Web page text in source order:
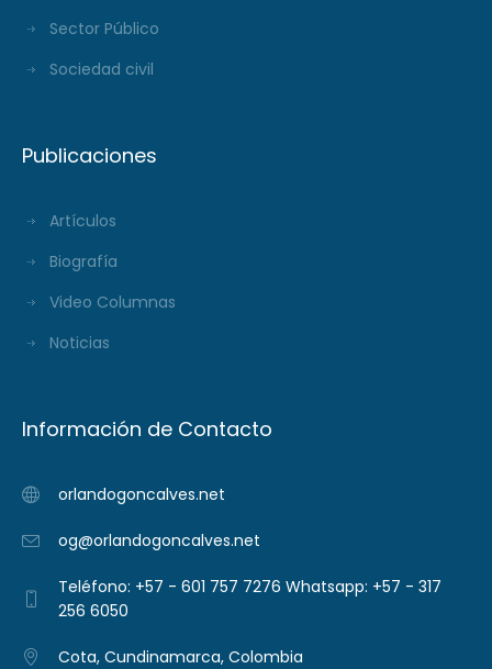
Sector Público
Sociedad civil
Publicaciones
Artículos
Biografía
Video Columnas
Noticias
Información de Contacto
orlandogoncalves.net
og@orlandogoncalves.net
Teléfono: +57 - 601 757 7276 Whatsapp: +57 - 317
256 6050
Cota, Cundinamarca, Colombia